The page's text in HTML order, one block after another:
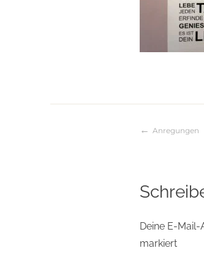
Anregungen
Deine E-
markiert